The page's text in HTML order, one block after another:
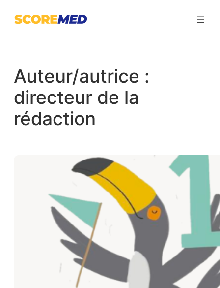
Auteur/autrice :
directeur de la
rédaction